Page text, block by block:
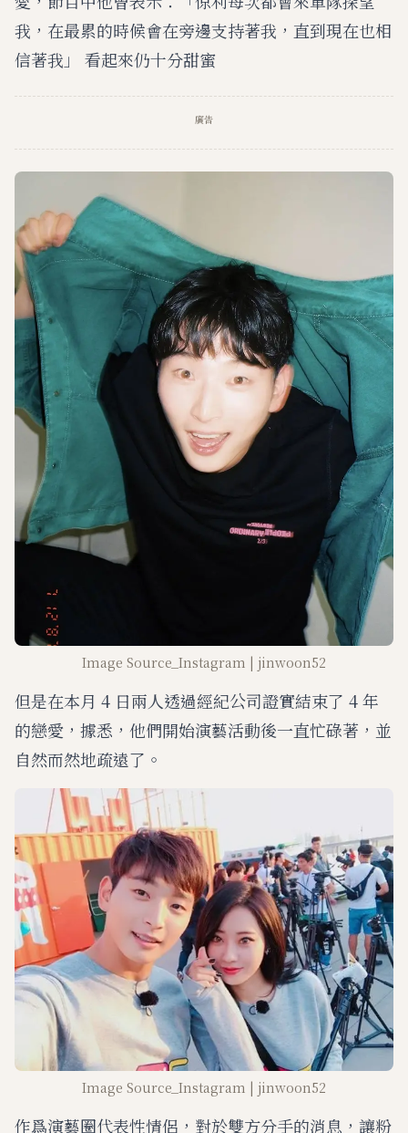
我，在最累的時候會在旁邊支持著我，直到現在也相
信著我」 看起來仍十分甜蜜
廣告
Image Source_Instagram | jinwoon52
但是在本月 4 日兩人透過經紀公司證實結束了 4 年
的戀愛，據悉，他們開始演藝活動後一直忙碌著，並
自然而然地疏遠了。
Image Source_Instagram | jinwoon52
作爲演藝圈代表性情侶，對於雙方分手的消息，讓粉